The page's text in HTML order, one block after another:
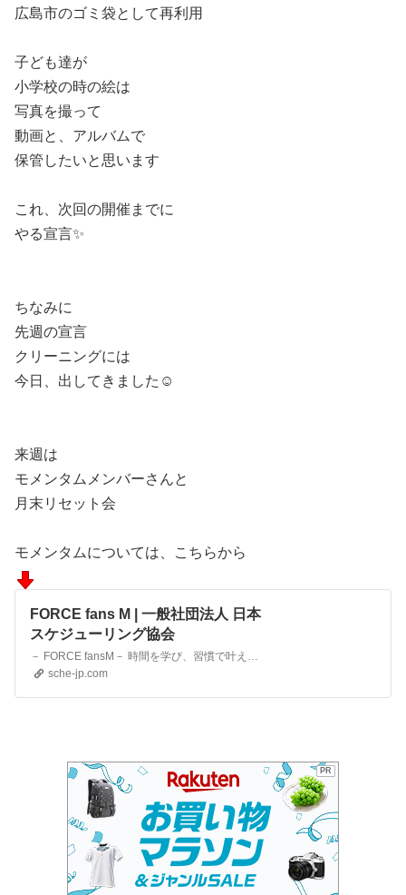
広島市のゴミ袋として再利用
子ども達が
小学校の時の絵は
写真を撮って
動画と、アルバムで
保管したいと思います
これ、次回の開催までに
やる宣言✨
ちなみに
先週の宣言
クリーニングには
今日、出してきました☺️
来週は
モメンタムメンバーさんと
月末リセット会
モメンタムについては、こちらから
FORCE fans M | 一般社団法人 日本
スケジューリング協会
sche-jp.com
PR